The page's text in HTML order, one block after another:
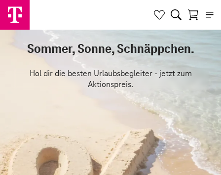
Sommer, Sonne, Schnäppchen.
Hol dir die besten Urlaubsbegleiter - jetzt zum
Aktionspreis.